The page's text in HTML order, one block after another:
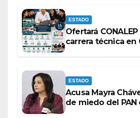
ESTADO
Ofertará
carrera técnica en
ESTADO
Acusa Mayra
de miedo del PAN